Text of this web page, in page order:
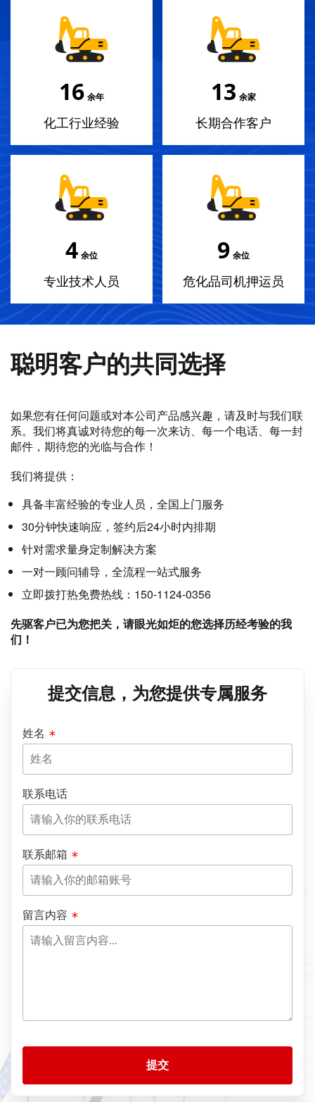
18 余年
化工行业经验
14 余家
长期合作客户
4 余位
专业技术人员
10 余位
危化品司机押运员
聪明客户的共同选择
如果您有任何问题或对本公司产品感兴趣，请及时与我们联
系。我们将真诚对待您的每一次来访、每一个电话、每一封
邮件，期待您的光临与合作！
我们将提供：
具备丰富经验的专业人员，全国上门服务
30分钟快速响应，签约后24小时内排期
针对需求量身定制解决方案
一对一顾问辅导，全流程一站式服务
立即拨打热免费热线：150-1124-0356
先驱客户已为您把关，请眼光如炬的您选择历经考验的我
们！
提交信息，为您提供专属服务
姓名
联系电话
联系邮箱
留言内容
提交